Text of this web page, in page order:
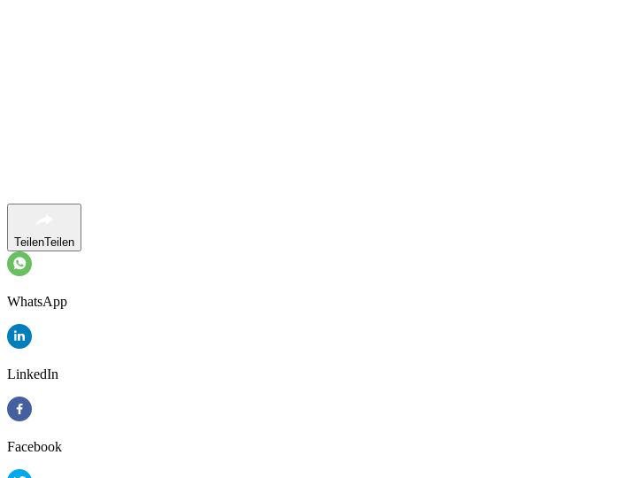
TeilenTeilen
WhatsApp
LinkedIn
Facebook